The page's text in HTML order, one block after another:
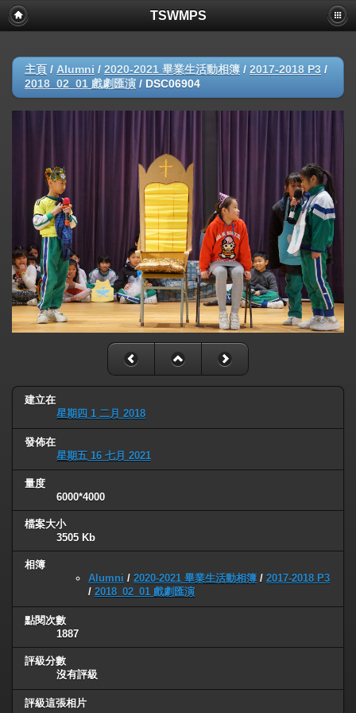
TSWMPS
主頁 / Alumni / 2020-2021 畢業生活動相簿 / 2017-2018 P3 /
2018_02_01 戲劇匯演 / DSC06904
建立在
星期四 1 二月 2018
發佈在
星期五 16 七月 2021
量度
6000*4000
檔案大小
3505 Kb
相簿
Alumni / 2020-2021 畢業生活動相簿 / 2017-2018 P3
/ 2018_02_01 戲劇匯演
點閱次數
1887
評級分數
沒有評級
評級這張相片